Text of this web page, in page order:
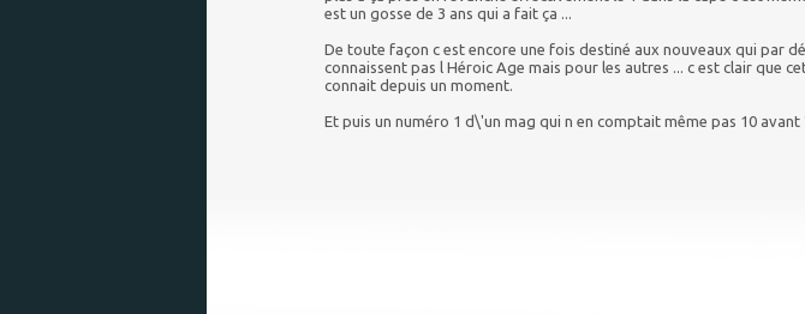
est un gosse de 3 ans qui a fait ça ...
De toute façon c est encore une fois destiné aux nouveaux qui par
connaissent pas l Héroic Age mais pour les autres ... c est clair que
connait depuis un moment.
Et puis un numéro 1 d\'un mag qui n en comptait même pas 10 avant